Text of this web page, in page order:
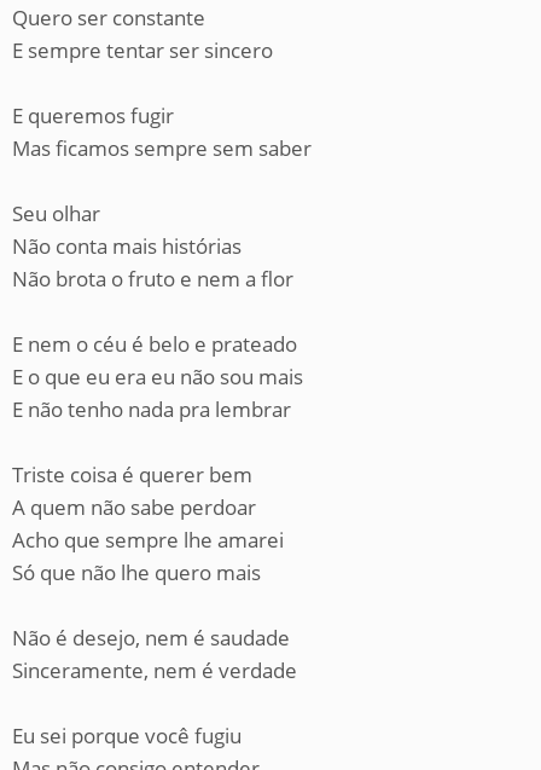
Quero ser constante
E sempre tentar ser sincero
E queremos fugir
Mas ficamos sempre sem saber
Seu olhar
Não conta mais histórias
Não brota o fruto e nem a flor
E nem o céu é belo e prateado
E o que eu era eu não sou mais
E não tenho nada pra lembrar
Triste coisa é querer bem
A quem não sabe perdoar
Acho que sempre lhe amarei
Só que não lhe quero mais
Não é desejo, nem é saudade
Sinceramente, nem é verdade
Eu sei porque você fugiu